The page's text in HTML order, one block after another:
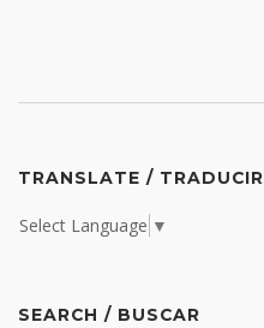
TRANSLATE / TRADUCIR
Select Language ▼
SEARCH / BUSCAR